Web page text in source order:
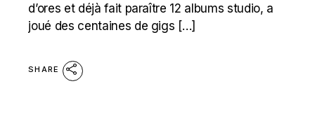
d’ores et déjà fait paraître 12 albums studio, a
joué des centaines de gigs […]
SHARE